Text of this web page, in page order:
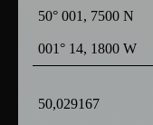
50° 001, 7500 N
001° 14, 1800 W
50,029167